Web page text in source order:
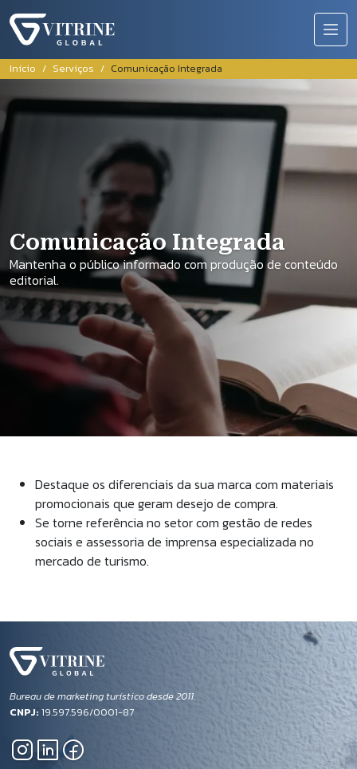
Trilha de navegação
Início Serviços Comunicação Integrada
Comunicação Integrada
Mantenha o público informado com produção de conteúdo
editorial.
Destaque os diferenciais da sua marca com materiais
promocionais que geram desejo de compra.
Se torne referência no setor com gestão de redes
sociais e assessoria de imprensa especializada no
mercado de turismo.
Bureau de marketing turístico desde 2011.
CNPJ:19.597.596/0001-87